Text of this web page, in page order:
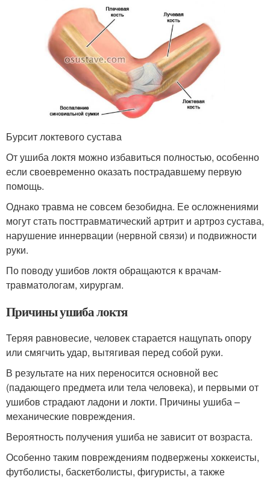
Бурсит локтевого сустава
От ушиба локтя можно избавиться полностью, особенно
если своевременно оказать пострадавшему первую
помощь.
Однако травма не совсем безобидна. Ее осложнениями
могут стать посттравматический артрит и артроз сустава,
нарушение иннервации (нервной связи) и подвижности
руки.
По поводу ушибов локтя обращаются к врачам-
травматологам, хирургам.
Причины ушиба локтя
Теряя равновесие, человек старается нащупать опору
или смягчить удар, вытягивая перед собой руки.
В результате на них переносится основной вес
(падающего предмета или тела человека), и первыми от
ушибов страдают ладони и локти. Причины ушиба –
механические повреждения.
Вероятность получения ушиба не зависит от возраста.
Особенно таким повреждениям подвержены хоккеисты,
футболисты, баскетболисты, фигуристы, а также